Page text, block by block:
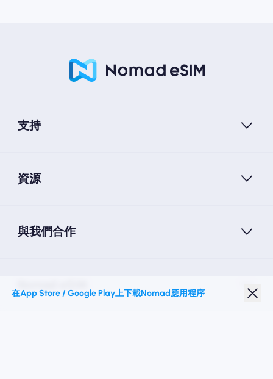
支持
資源
與我們合作
在App Store / Google Play上下載Nomad應用程序